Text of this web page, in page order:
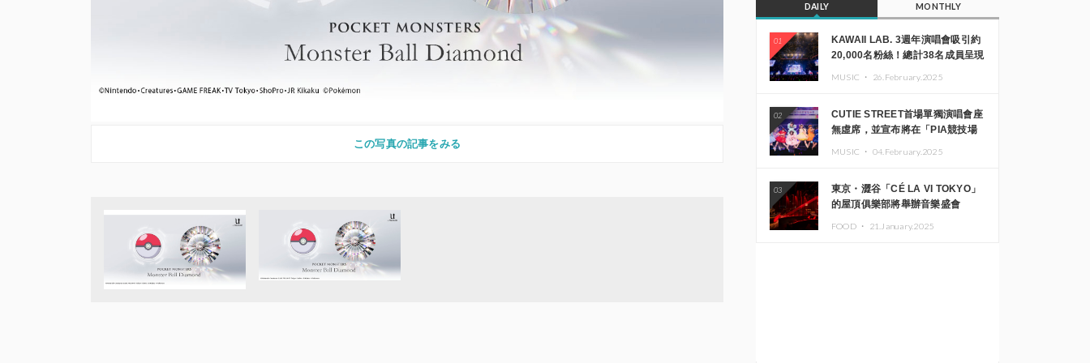
この写真の記事をみる
DAILY MONTHLY
01
KAWAII LAB. 3週年演唱會吸引約
20,000名粉絲！總計38名成員呈現
MUSIC ・ 26.February.2025
02
CUTIE STREET首場單獨演唱會座
無虛席，並宣布將在「PIA競技場
MUSIC ・ 04.February.2025
03
東京・澀谷「CÉ LA VI TOKYO」
的屋頂俱樂部將舉辦音樂盛會
FOOD ・ 21.January.2025